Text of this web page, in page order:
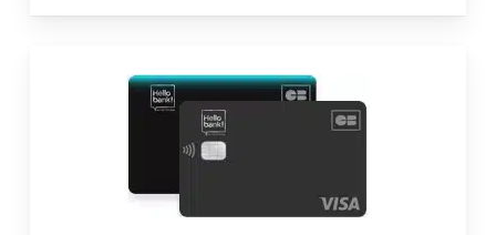
mail, au moment de la souscription.